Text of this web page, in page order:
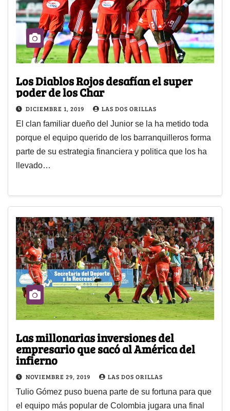
Los Diablos Rojos desafían el super
poder de los Char
DICIEMBRE 1, 2019 LAS DOS ORILLAS
El clan familiar dueño del Junior se la ha metido toda
porque el equipo querido de los barranquilleros forma
parte de su estrategia financiera y politica que los ha
llevado…
Las millonarias inversiones del
empresario que sacó al América del
infierno
NOVIEMBRE 29, 2019 LAS DOS ORILLAS
Tulio Gómez puso buena parte de su fortuna para que
el equipo más popular de Colombia jugara una final